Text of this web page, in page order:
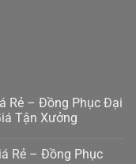
Rẻ – Đồng Phục Đại
Tận Xưởng
Rẻ – Đồng Phục